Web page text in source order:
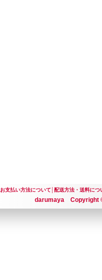
お支払い方法について│ 配送方法・送料につ
darumaya Copyright